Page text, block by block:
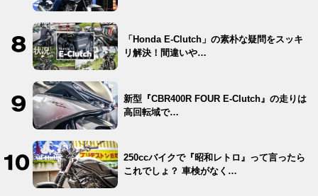
「Honda E-Clutch」の素朴な疑問をスッキ
リ解決！間違いや…
新型『CBR400R FOUR E-Clutch』の走りは
高回転域で…
250ccバイクで『昭和レトロ』って言ったら
これでしょ？ 車検がなく…